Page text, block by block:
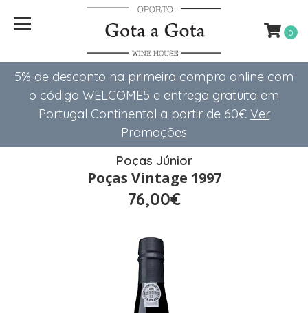
5% de desconto na primeira compra online com
o código WELCOME5 e entrega gratuita em
Portugal Continental a partir de 60€ Ver
Promoções
0
Poças Júnior
Poças Vintage 1997
76,00€